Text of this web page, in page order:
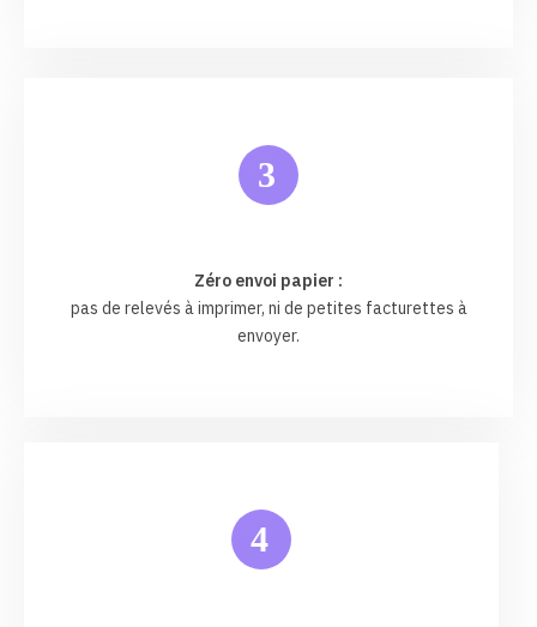
3
Zéro envoi papier :
pas de relevés à imprimer, ni de petites facturettes à
envoyer.
4